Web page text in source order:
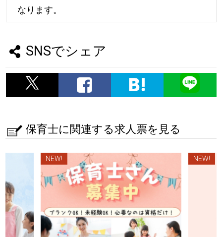
なります。
SNSでシェア
保育士に関連する求人票を見る
NEW! NEW!